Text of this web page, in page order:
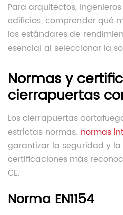
Para arquitectos,
edificios, comprender qué
los estándares de
esencial al seleccionar la
Normas y
cierrapuertas
Los cierrapuertas
estrictas normas. normas
garantizar la seguridad y
certificaciones más
CE.
Norma EN1154